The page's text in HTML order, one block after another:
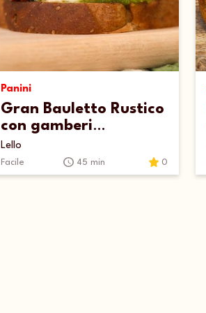
Panini
Gran Bauletto Rustico
con gamberi
gratinati, mozzarella
e pesto
Lello
Facile 45 min 0